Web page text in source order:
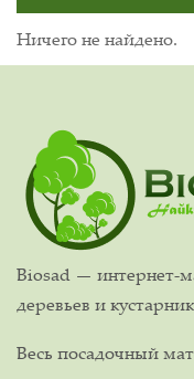
Ничего не найдено.
Biosad — интернет-
деревьев и
Весь посадочный